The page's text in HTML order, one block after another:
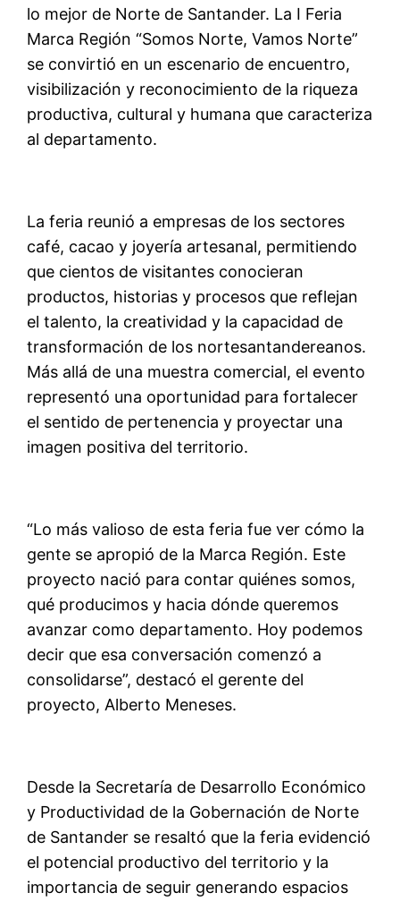
lo mejor de Norte de Santander. La I Feria
Marca Región “Somos Norte, Vamos Norte”
se convirtió en un escenario de encuentro,
visibilización y reconocimiento de la riqueza
productiva, cultural y humana que caracteriza
al departamento.
La feria reunió a empresas de los sectores
café, cacao y joyería artesanal, permitiendo
que cientos de visitantes conocieran
productos, historias y procesos que reflejan
el talento, la creatividad y la capacidad de
transformación de los nortesantandereanos.
Más allá de una muestra comercial, el evento
representó una oportunidad para fortalecer
el sentido de pertenencia y proyectar una
imagen positiva del territorio.
“Lo más valioso de esta feria fue ver cómo la
gente se apropió de la Marca Región. Este
proyecto nació para contar quiénes somos,
qué producimos y hacia dónde queremos
avanzar como departamento. Hoy podemos
decir que esa conversación comenzó a
consolidarse”, destacó el gerente del
proyecto, Alberto Meneses.
Desde la Secretaría de Desarrollo Económico
y Productividad de la Gobernación de Norte
de Santander se resaltó que la feria evidenció
el potencial productivo del territorio y la
importancia de seguir generando espacios